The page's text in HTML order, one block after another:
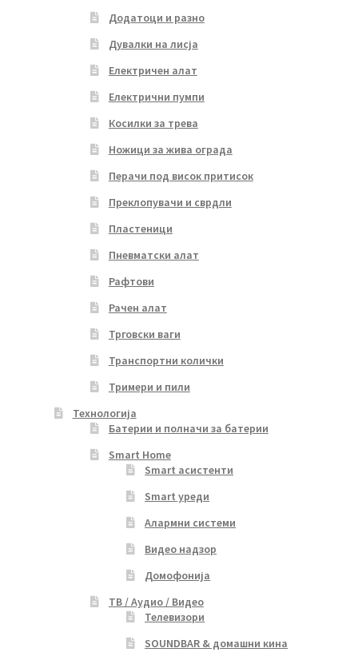
Додатоци и разно
Дувалки на лисја
Електричен алат
Електрични пумпи
Косилки за трева
Ножици за жива ограда
Перачи под висок притисок
Преклопувачи и сврдли
Пластеници
Пневматски алат
Рафтови
Рачен алат
Трговски ваги
Транспортни колички
Тримери и пили
Технологија
Батерии и полначи за батерии
Smart Home
Smart асистенти
Smart уреди
Алармни системи
Видео надзор
Домофонија
ТВ / Аудио / Видео
Телевизори
SOUNDBAR & домашни кина